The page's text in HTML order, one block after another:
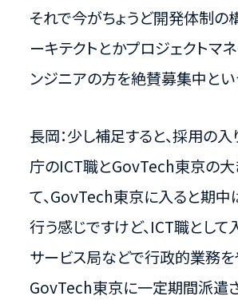
それで今がちょうど開発体制の
ーキテクトとかプロジェクトマ
ンジニアの方を絶賛募集中とい
長岡：少し補足すると、採用の
庁のICT職とGovTech東京の大
て、GovTech東京に入ると期
行う感じですけど、ICT職として
サービス局などで行政的業務を
GovTech東京に一定期間派遣